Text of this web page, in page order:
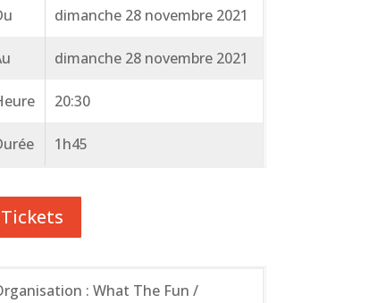
dimanche 28 novembre 2021
dimanche 28 novembre 2021
20:30
1h45
Tickets
: What The Fun /